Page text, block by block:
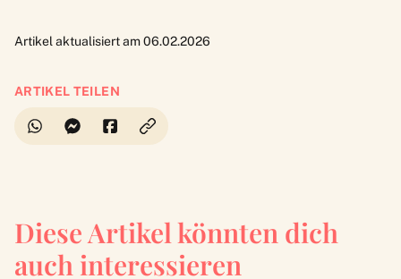
Artikel aktualisiert am 06.02.2026
ARTIKEL TEILEN
Diese Artikel könnten dich
auch interessieren